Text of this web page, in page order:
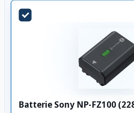
Batterie Sony NP-FZ100